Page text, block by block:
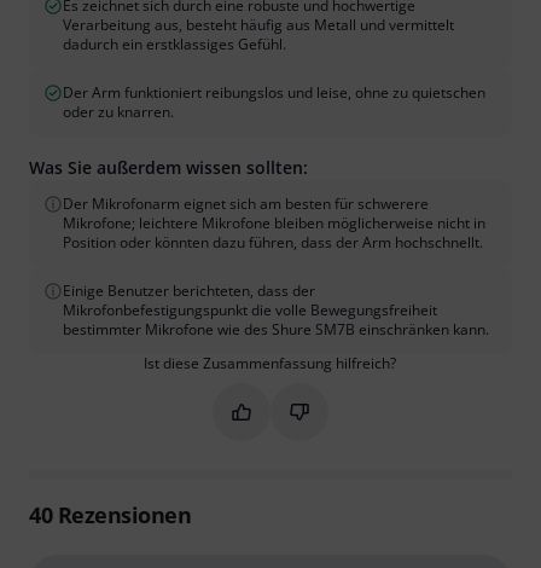
Es zeichnet sich durch eine robuste und hochwertige
Verarbeitung aus, besteht häufig aus Metall und vermittelt
dadurch ein erstklassiges Gefühl.
Der Arm funktioniert reibungslos und leise, ohne zu quietschen
oder zu knarren.
Was Sie außerdem wissen sollten:
Der Mikrofonarm eignet sich am besten für schwerere
Mikrofone; leichtere Mikrofone bleiben möglicherweise nicht in
Position oder könnten dazu führen, dass der Arm hochschnellt.
Einige Benutzer berichteten, dass der
Mikrofonbefestigungspunkt die volle Bewegungsfreiheit
bestimmter Mikrofone wie des Shure SM7B einschränken kann.
Ist diese Zusammenfassung hilfreich?
Markieren Sie diese
Markieren Sie diese
40Rezensionen